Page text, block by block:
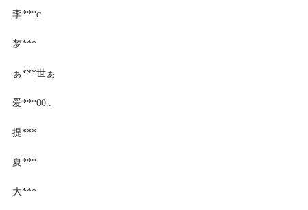
李***c
梦***
ぁ***世ぁ
爱***00..
提***
夏***
大***